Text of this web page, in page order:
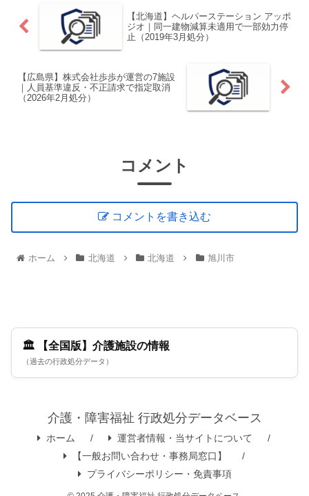
【北海道】ヘルパーステーション アッポ
ジオ｜同一建物減算未適用で一部効力停
止（2019年3月処分）
【広島県】株式会社歩歩が運営の7施設
｜人員基準違反・不正請求で指定取消
（2026年2月処分）
コメント
コメントを書き込む
ホーム 北海道 北海道 旭川市
🏛️ 【全国版】介護施設の情報
（過去の行政処分データ）
介護・障害福祉 行政処分データベース
ホーム
運営者情報・当サイトについて
【一般お問い合わせ・事務局窓口】
プライバシーポリシー・免責事項